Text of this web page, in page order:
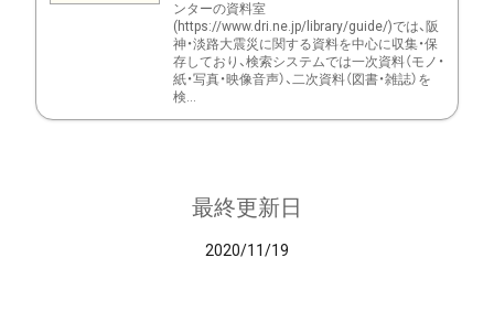
ンターの資料室
(https://www.dri.ne.jp/library/guide/)では、阪
神・淡路大震災に関する資料を中心に収集・保
存しており、検索システムでは一次資料（モノ・
紙・写真・映像音声）、二次資料（図書・雑誌）を
検...
最終更新日
2020/11/19